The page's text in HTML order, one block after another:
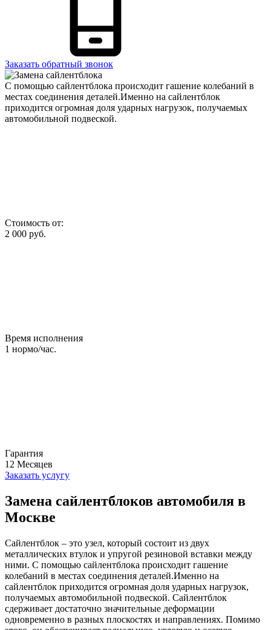
Заказать обратный звонок
С помощью сайлентблока происходит гашение колебаний в
местах соединения деталей.Именно на сайлентблок
приходится огромная доля ударных нагрузок, получаемых
автомобильной подвеской.
Стоимость от:
2 000 руб.
Время исполнения
1 нормо/час.
Гарантия
12 Месяцев
Заказать услугу
Замена сайлентблоков автомобиля в
Москве
Сайлентблок – это узел, который состоит из двух
металлических втулок и упругой резиновой вставки между
ними. С помощью сайлентблока происходит гашение
колебаний в местах соединения деталей.Именно на
сайлентблок приходится огромная доля ударных нагрузок,
получаемых автомобильной подвеской. Сайлентблок
сдерживает достаточно значительные деформации
одновременно в разных плоскостях и направлениях. Помимо